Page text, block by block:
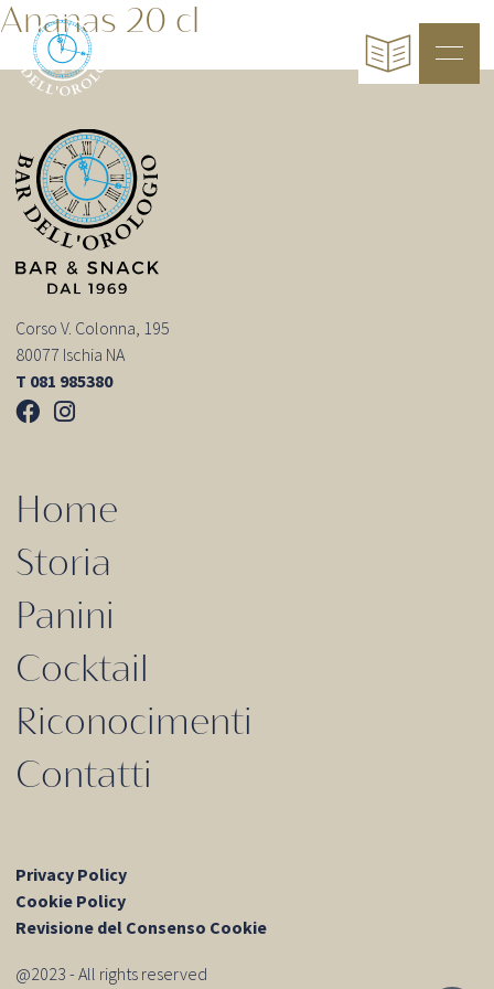
Ananas 20 cl
Corso V. Colonna, 195
80077 Ischia NA
T 081 985380
Home
Storia
Panini
Cocktail
Riconocimenti
Contatti
Privacy Policy
Cookie Policy
Revisione del Consenso Cookie
@2023 - All rights reserved